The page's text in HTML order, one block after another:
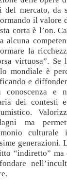
del mercato, da
il valore
corta è l’on.
alcuna
la
virtuosa”. Se
mondiale è
e
conoscenza e
dei contesti
ma
culturale
generazioni.
“indiretto” ma